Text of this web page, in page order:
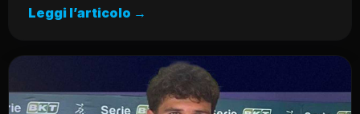
Leggi l’articolo →